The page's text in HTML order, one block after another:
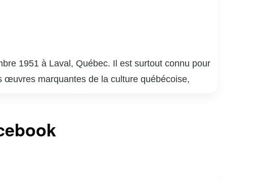
1951 à Laval, Québec. Il est surtout connu pour
œuvres marquantes de la culture québécoise,
Claude Meunier a réalisé des films et écrit
humour absurde et satire sociale, lui a valu de